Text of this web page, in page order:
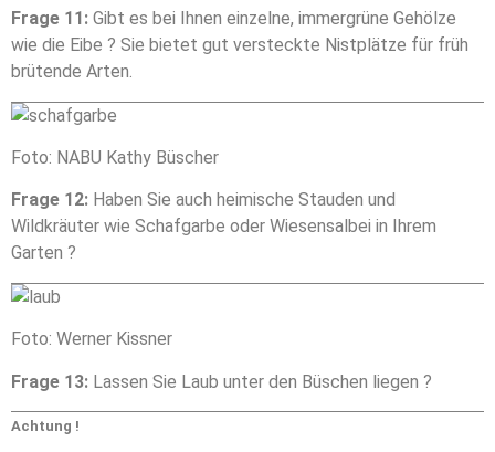
Frage 11: Gibt es bei Ihnen einzelne, immergrüne Gehölze
wie die Eibe ? Sie bietet gut versteckte Nistplätze für früh
brütende Arten.
Foto: NABU Kathy Büscher
Frage 12: Haben Sie auch heimische Stauden und
Wildkräuter wie Schafgarbe oder Wiesensalbei in Ihrem
Garten ?
Foto: Werner Kissner
Frage 13: Lassen Sie Laub unter den Büschen liegen ?
Achtung !